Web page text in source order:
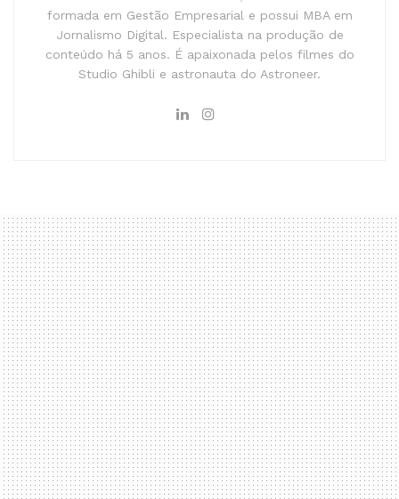
formada em Gestão Empresarial e possui MBA em
Jornalismo Digital. Especialista na produção de
conteúdo há 5 anos. É apaixonada pelos filmes do
Studio Ghibli e astronauta do Astroneer.